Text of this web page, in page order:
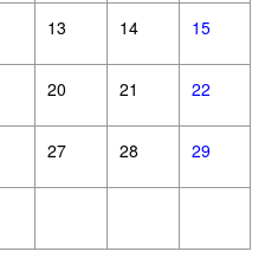
13 14 15
20 21 22
27 28 29